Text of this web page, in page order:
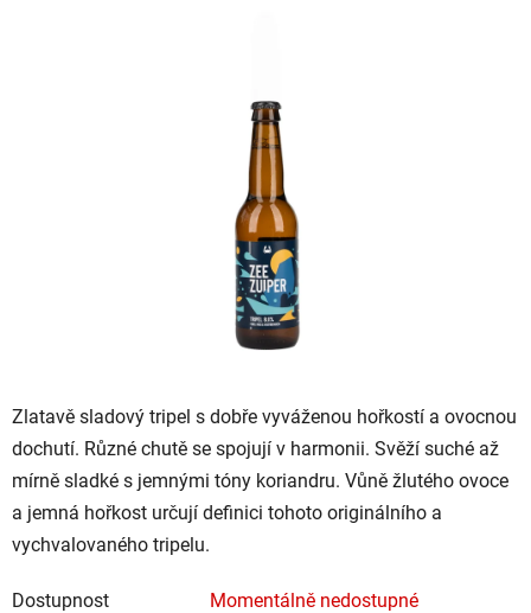
Zlatavě sladový tripel s dobře vyváženou hořkostí a ovocnou
dochutí. Různé chutě se spojují v harmonii. Svěží suché až
mírně sladké s jemnými tóny koriandru. Vůně žlutého ovoce
a jemná hořkost určují definici tohoto originálního a
vychvalovaného tripelu.
Dostupnost
Momentálně nedostupné